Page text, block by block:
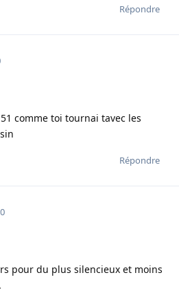
Répondre
comme toi tournai tavec les
Répondre
pour du plus silencieux et moins